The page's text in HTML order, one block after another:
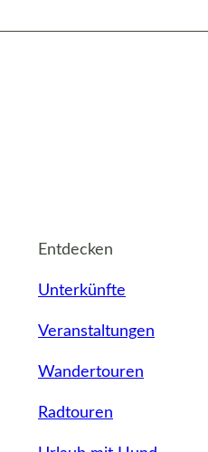
Entdecken
Unterkünfte
Veranstaltungen
Wandertouren
Radtouren